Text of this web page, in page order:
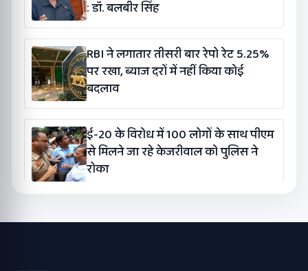
: डॉ. बलबीर सिंह
RBI ने लगातार तीसरी बार रेपो रेट 5.25%
पर रखा, ब्याज दरों में नहीं किया कोई
बदलाव
ई-20 के विरोध में 100 लोगों के साथ पीएम
से मिलने जा रहे केजरीवाल को पुलिस ने
रोका